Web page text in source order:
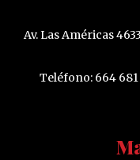
Av. Las Américas
Teléfono: 664 681